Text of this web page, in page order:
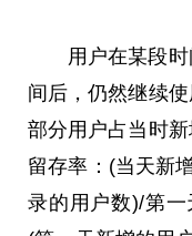
用户在某段
间后，仍然继续
部分用户占当时
留存率：(当天新
录的用户数)/第一